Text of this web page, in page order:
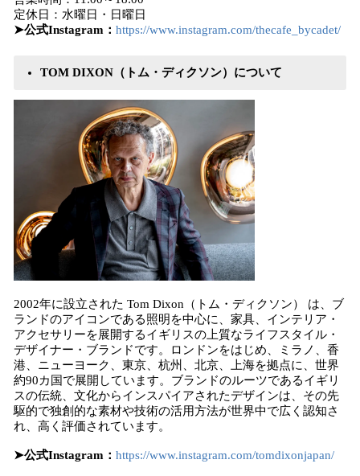
定休日：水曜日・日曜日
➤公式Instagram： https://www.instagram.com/thecafe_bycadet/
TOM DIXON（トム・ディクソン）について
2002年に設立された Tom Dixon（トム・ディクソン） は、ブ
ランドのアイコンである照明を中心に、家具、インテリア・
アクセサリーを展開するイギリスの上質なライフスタイル・
デザイナー・ブランドです。ロンドンをはじめ、ミラノ、香
港、ニューヨーク、東京、杭州、北京、上海を拠点に、世界
約90カ国で展開しています。ブランドのルーツであるイギリ
スの伝統、文化からインスパイアされたデザインは、その先
駆的で独創的な素材や技術の活用方法が世界中で広く認知さ
れ、高く評価されています。
➤公式Instagram： https://www.instagram.com/tomdixonjapan/